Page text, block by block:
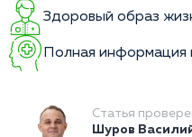
Здоровый образ
Полная информация
Статья
Шуров